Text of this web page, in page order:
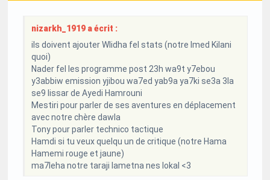
nizarkh_1919 a écrit :
ils doivent ajouter Wlidha fel stats (notre Imed Kilani
quoi)
Nader fel les programme post 23h wa9t y7ebou
y3abbiw emission yjibou wa7ed yab9a ya7ki se3a 3la
se9 lissar de Ayedi Hamrouni
Mestiri pour parler de ses aventures en déplacement
avec notre chère dawla
Tony pour parler technico tactique
Hamdi si tu veux quelqu un de critique (notre Hama
Hamemi rouge et jaune)
ma7leha notre taraji lametna nes lokal <3